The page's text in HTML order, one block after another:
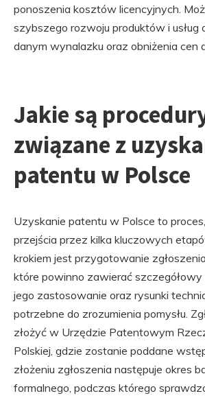
ponoszenia kosztów licencyjnych.
szybszego rozwoju produktów i usług
danym wynalazku oraz obniżenia cen
Jakie są
związane z
patentu w Polsce
Uzyskanie patentu w Polsce to
przejścia przez kilka kluczowych
krokiem jest przygotowanie
które powinno zawierać szczegółowy
jego zastosowanie oraz rysunki
potrzebne do zrozumienia pomysłu.
złożyć w Urzędzie Patentowym
Polskiej, gdzie zostanie poddane
złożeniu zgłoszenia następuje okres
formalnego, podczas którego